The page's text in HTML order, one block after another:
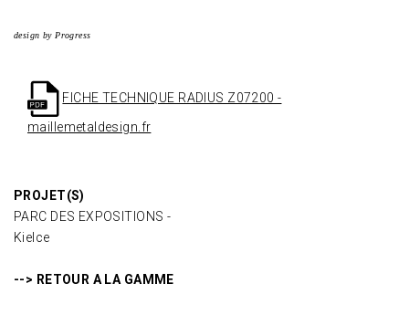
design by Progress
FICHE TECHNIQUE RADIUS Z07200 -
maillemetaldesign.fr
PROJET(S)
PARC DES EXPOSITIONS -
Kielce
--> RETOUR A LA GAMME